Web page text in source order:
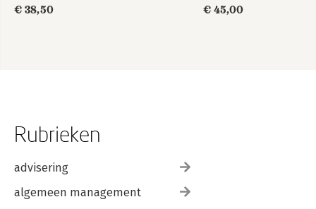
€ 38,50
€ 45,00
Rubrieken
advisering
algemeen management